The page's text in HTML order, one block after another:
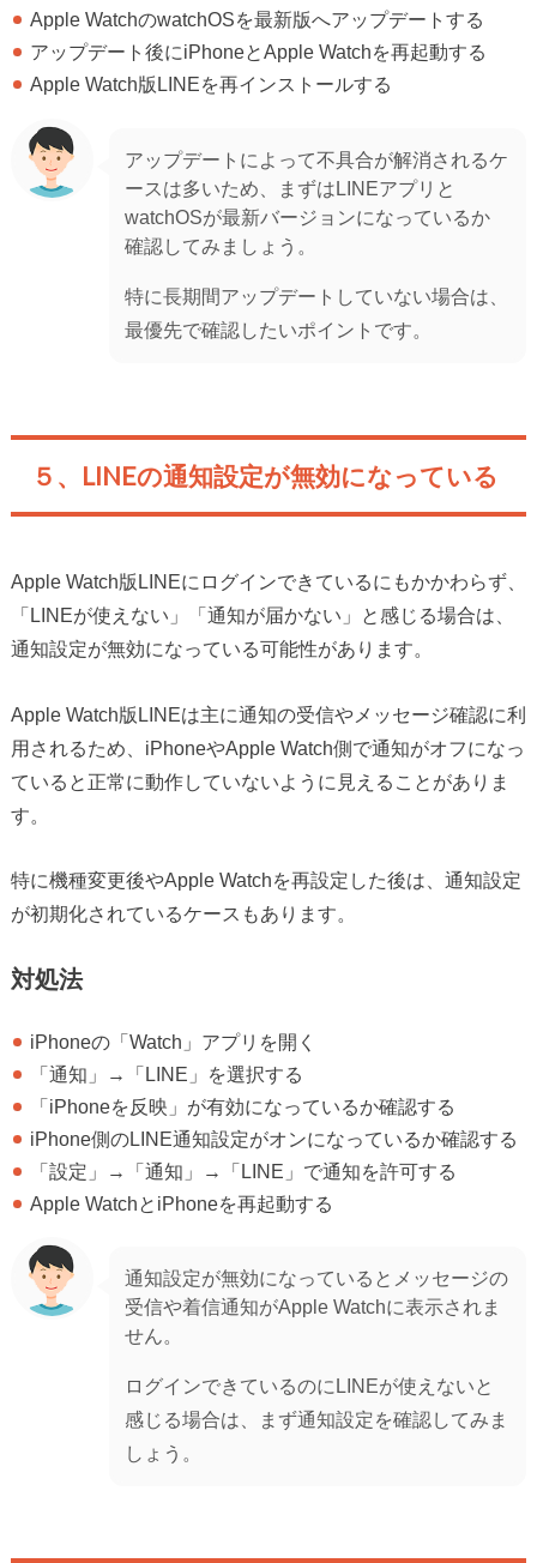
Apple WatchのwatchOSを最新版へアップデートする
アップデート後にiPhoneとApple Watchを再起動する
Apple Watch版LINEを再インストールする
アップデートによって不具合が解消されるケ
ースは多いため、まずはLINEアプリと
watchOSが最新バージョンになっているか
確認してみましょう。
特に長期間アップデートしていない場合は、
最優先で確認したいポイントです。
５、LINEの通知設定が無効になっている
Apple Watch版LINEにログインできているにもかかわらず、
「LINEが使えない」「通知が届かない」と感じる場合は、
通知設定が無効になっている可能性があります。
Apple Watch版LINEは主に通知の受信やメッセージ確認に利
用されるため、iPhoneやApple Watch側で通知がオフになっ
ていると正常に動作していないように見えることがありま
す。
特に機種変更後やApple Watchを再設定した後は、通知設定
が初期化されているケースもあります。
対処法
iPhoneの「Watch」アプリを開く
「通知」→「LINE」を選択する
「iPhoneを反映」が有効になっているか確認する
iPhone側のLINE通知設定がオンになっているか確認する
「設定」→「通知」→「LINE」で通知を許可する
Apple WatchとiPhoneを再起動する
通知設定が無効になっているとメッセージの
受信や着信通知がApple Watchに表示されま
せん。
ログインできているのにLINEが使えないと
感じる場合は、まず通知設定を確認してみま
しょう。